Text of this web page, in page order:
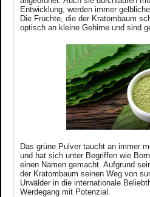
Entwicklung, werden immer
Die Früchte, die der Kratombaum
optisch an kleine Gehirne und sind
Das grüne Pulver taucht an immer
und hat sich unter Begriffen wie
einen Namen gemacht. Aufgrund
der Kratombaum seinen Weg von
Urwälder in die internationale
Werdegang mit Potenzial.